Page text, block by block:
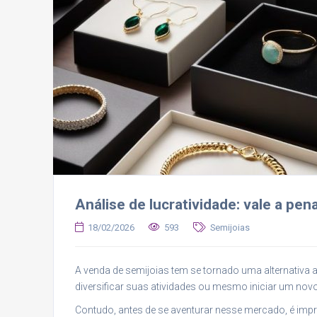
Análise de lucratividade: vale a
18/02/2026 593 Semijoias
A venda de semijoias tem se tornado uma
diversificar suas atividades ou mesmo iniciar um
Contudo, antes de se aventurar nesse mercado, é